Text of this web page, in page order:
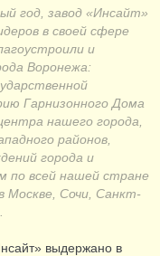
год, завод «Инсайт»
в своей сфере
и
Воронежа:
Гарнизонного Дома
нашего города,
районов,
города и
по всей нашей стране
Москве, Сочи, Санкт-
выдержано в